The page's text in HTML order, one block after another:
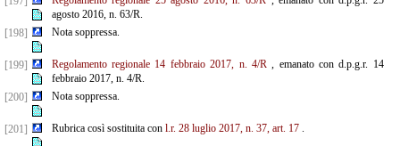
agosto 2016, n. 63/R.
[198]
Nota soppressa.
[199] Regolamento regionale 14 febbraio 2017, n. 4/R, emanato con d.p.g.r. 14
febbraio 2017, n. 4/R.
[200]
Nota soppressa.
[201] Rubrica così sostituita con l.r. 28 luglio 2017, n. 37, art. 17.